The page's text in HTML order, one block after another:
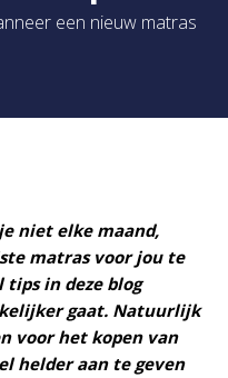
een nieuw matras
niet elke maand,
matras voor jou te
tips in deze blog
gaat. Natuurlijk
voor het kopen van
helder aan te geven